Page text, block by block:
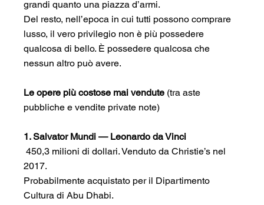
grandi quanto una piazza d’armi.
Del resto, nell’epoca in cui tutti possono comprare
lusso, il vero privilegio non è più possedere
qualcosa di bello. È possedere qualcosa che
nessun altro può avere.
Le opere più costose mai vendute (tra aste
pubbliche e vendite private note)
1. Salvator Mundi — Leonardo da Vinci
450,3 milioni di dollari. Venduto da Christie’s nel
2017.
Probabilmente acquistato per il Dipartimento
Cultura di Abu Dhabi.